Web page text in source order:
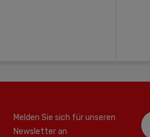
Melden Sie sich für unseren
Newsletter an